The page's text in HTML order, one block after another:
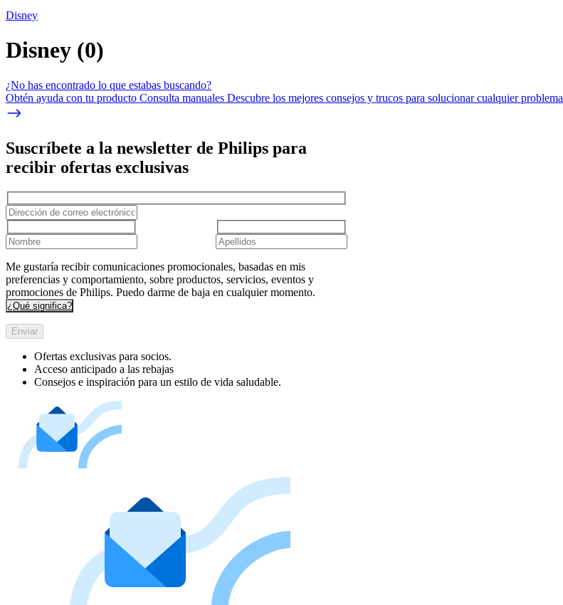
Disney
Disney (0)
¿No has encontrado lo que estabas buscando?
Obtén ayuda con tu producto Consulta manuales Descubre los mejores consejos y trucos para solucionar cualquier problema
Suscríbete a la newsletter de Philips para
recibir ofertas exclusivas
Me gustaría recibir comunicaciones promocionales, basadas en mis
preferencias y comportamiento, sobre productos, servicios, eventos y
promociones de Philips. Puedo darme de baja en cualquier momento.
¿Qué significa?
Enviar
Ofertas exclusivas para socios.
Acceso anticipado a las rebajas
Consejos e inspiración para un estilo de vida saludable.